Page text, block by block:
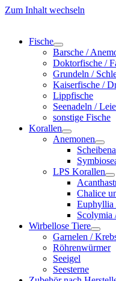
Zum Inhalt wechseln
Fische
Barsche /
Doktorfische /
Grundeln /
Kaiserfische /
Lippfische
Seenadeln /
sonstige Fische
Korallen
Anemonen
LPS Korallen
Chalice
Euphyllia
Scolymia
Wirbellose Tiere
Garnelen /
Röhrenwürmer
Seeigel
Seesterne